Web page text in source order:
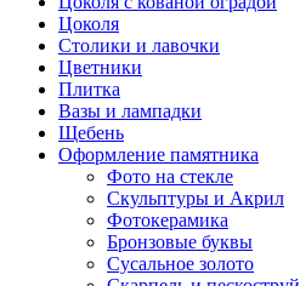
Цоколя
Столики и лавочки
Цветники
Плитка
Вазы и лампадки
Щебень
Оформление памятника
Фото на стекле
Скульптуры и Акрил
Фотокерамика
Бронзовые буквы
Сусальное золото